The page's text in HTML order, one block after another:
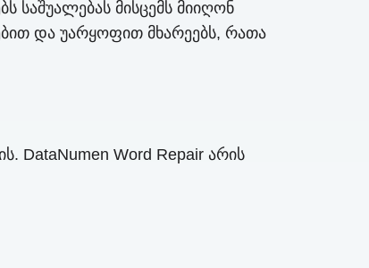
საშუალებას მისცემს მიიღონ
და უარყოფით მხარეებს, რათა
DataNumen Word Repair არის